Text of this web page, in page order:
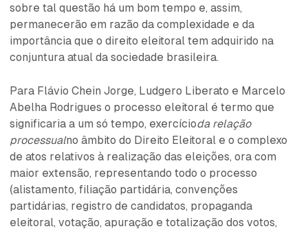
sobre tal questão há um bom tempo e, assim,
permanecerão em razão da complexidade e da
importância que o direito eleitoral tem adquirido na
conjuntura atual da sociedade brasileira.
Para Flávio Chein Jorge, Ludgero Liberato e Marcelo
Abelha Rodrigues o processo eleitoral é termo que
significaria a um só tempo, exercícioda relação
processualno âmbito do Direito Eleitoral e o complexo
de atos relativos à realização das eleições, ora com
maior extensão, representando todo o processo
(alistamento, filiação partidária, convenções
partidárias, registro de candidatos, propaganda
eleitoral, votação, apuração e totalização dos votos,